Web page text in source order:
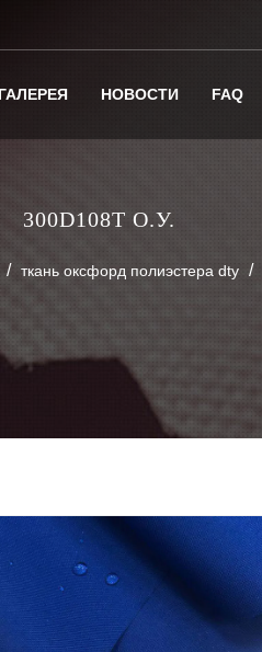
ГАЛЕРЕЯ НОВОСТИ FAQ
300D108T О.У.
/ ткань оксфорд полиэстера dty /